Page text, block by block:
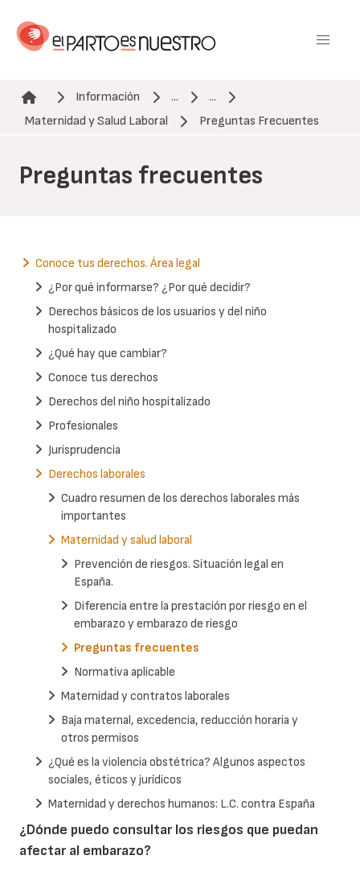
contenido
Ruta de navegación
Información ...
...
Maternidad y Salud Laboral
Preguntas Frecuentes
Preguntas frecuentes
¿Dónde puedo consultar los riesgos que puedan
afectar al embarazo?
Conoce tus derechos. Área legal
¿Por qué informarse? ¿Por qué decidir?
Derechos básicos de los usuarios y del niño
hospitalizado
¿Qué hay que cambiar?
Conoce tus derechos
Derechos del niño hospitalizado
Profesionales
Jurisprudencia
Derechos laborales
Cuadro resumen de los derechos laborales más
importantes
Maternidad y salud laboral
Prevención de riesgos. Situación legal en
España.
Diferencia entre la prestación por riesgo en el
embarazo y embarazo de riesgo
Preguntas frecuentes
Normativa aplicable
Maternidad y contratos laborales
Baja maternal, excedencia, reducción horaria y
otros permisos
¿Qué es la violencia obstétrica? Algunos aspectos
sociales, éticos y jurídicos
Maternidad y derechos humanos: L.C. contra España